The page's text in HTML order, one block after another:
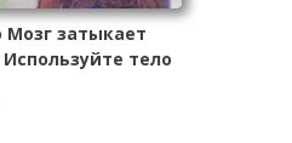
Мозг затыкает
тело